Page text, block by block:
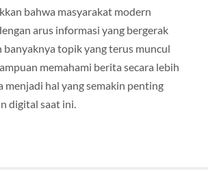
bahwa masyarakat modern
arus informasi yang bergerak
banyaknya topik yang terus muncul
memahami berita secara lebih
menjadi hal yang semakin penting
digital saat ini.